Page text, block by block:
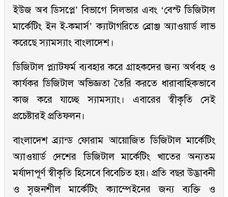
ইউজ অব ডিসপ্লে’ বিভাগে সিলভার এবং ‘বেস্ট ডিজিটাল
মার্কেটিং ইন ই-কমার্স’ ক্যাটাগরিতে ব্রোঞ্জ অ্যাওয়ার্ড লাভ
করেছে স্যামস্যাং বাংলাদেশ।
ডিজিটাল প্ল্যাটফর্ম ব্যবহার করে গ্রাহকদের জন্য অর্থবহ ও
কার্যকর ডিজিটাল অভিজ্ঞতা তৈরি করতে ধারাবাহিকভাবে
কাজ করে যাচ্ছে স্যামস্যাং। এবারের স্বীকৃতি সেই
প্রচেষ্টারই প্রতিফলন।
বাংলাদেশ ব্র্যান্ড ফোরাম আয়োজিত ডিজিটাল মার্কেটিং
অ্যাওয়ার্ড দেশের ডিজিটাল মার্কেটিং খাতের অন্যতম
মর্যাদাপূর্ণ স্বীকৃতি হিসেবে বিবেচিত হয়। প্রতি বছর উদ্ভাবনী
ও সৃজনশীল মার্কেটিং ক্যাম্পেইনের জন্য ব্যক্তি ও